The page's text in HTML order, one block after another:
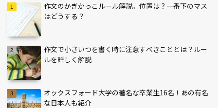
作文のかぎかっこルール解説。位置は？一番下のマス
はどうする？
作文で小さいつを書く時に注意すべきこととは？ルー
ルを詳しく解説
オックスフォード大学の著名な卒業生16名！あの有名
な日本人も紹介